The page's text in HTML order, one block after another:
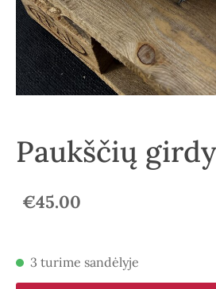
Paukščių
€45.00
3 turime sandėlyje